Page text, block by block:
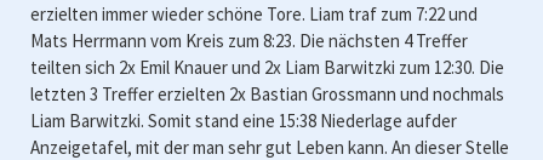
erzielten immer wieder schöne Tore. Liam traf zum 7:22 und
Mats Herrmann vom Kreis zum 8:23. Die nächsten 4 Treffer
teilten sich 2x Emil Knauer und 2x Liam Barwitzki zum 12:30. Die
letzten 3 Treffer erzielten 2x Bastian Grossmann und nochmals
Liam Barwitzki. Somit stand eine 15:38 Niederlage aufder
Anzeigetafel, mit der man sehr gut Leben kann. An dieser Stelle